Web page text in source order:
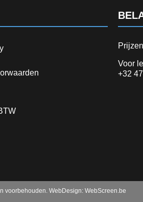
Voor
+32
voorbehouden. WebDesign: WebScreen.be